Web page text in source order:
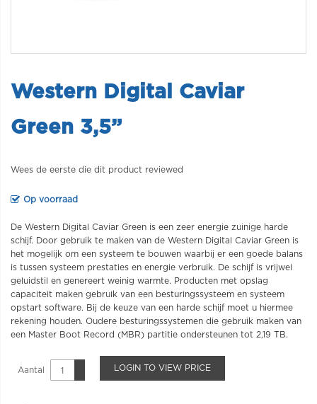
Western Digital Caviar
Green 3,5”
Wees de eerste die dit product reviewed
Op voorraad
De Western Digital Caviar Green is een zeer energie zuinige harde
schijf. Door gebruik te maken van de Western Digital Caviar Green is
het mogelijk om een systeem te bouwen waarbij er een goede balans
is tussen systeem prestaties en energie verbruik. De schijf is vrijwel
geluidstil en genereert weinig warmte. Producten met opslag
capaciteit maken gebruik van een besturingssysteem en systeem
opstart software. Bij de keuze van een harde schijf moet u hiermee
rekening houden. Oudere besturingssystemen die gebruik maken van
een Master Boot Record (MBR) partitie ondersteunen tot 2,19 TB.
Aantal LOGIN TO VIEW PRICE